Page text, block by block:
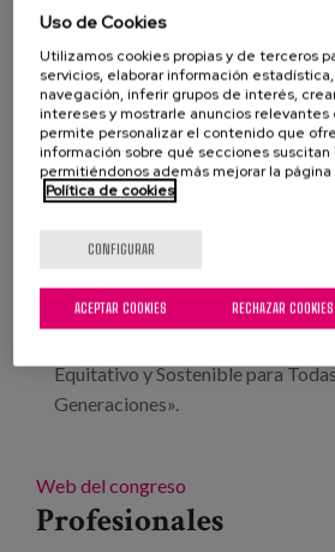
Línea de conocimiento:
Localización:Kursaal (Donostia /
El primer congreso internacional
personas mayores copatrocinado
líderes globales en Donostia/San
(Gipuzkoa, Euskadi) del 16 al 18
bajo el lema «¡Transformando
Equitativo y Sostenible para
Generaciones».
Web del congreso
Profesionales
Uso de Cookies
Utilizamos cookies propias y de terceros
servicios, elaborar información
navegación, inferir grupos de interés,
intereses y mostrarle anuncios relevantes
permite personalizar el contenido que
información sobre qué secciones suscitan
permitiéndonos además mejorar la
Política de cookies
CONFIGURAR
RECHAZAR COOKIES
ACEPTAR COOKIES